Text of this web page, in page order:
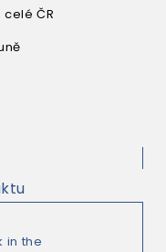
ČR
in the